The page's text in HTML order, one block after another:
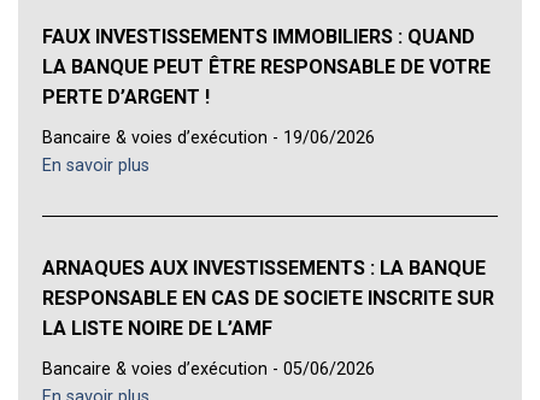
FAUX INVESTISSEMENTS IMMOBILIERS : QUAND
LA BANQUE PEUT ÊTRE RESPONSABLE DE VOTRE
PERTE D’ARGENT !
Bancaire & voies d’exécution - 19/06/2026
En savoir plus
ARNAQUES AUX INVESTISSEMENTS : LA BANQUE
RESPONSABLE EN CAS DE SOCIETE INSCRITE SUR
LA LISTE NOIRE DE L’AMF
Bancaire & voies d’exécution - 05/06/2026